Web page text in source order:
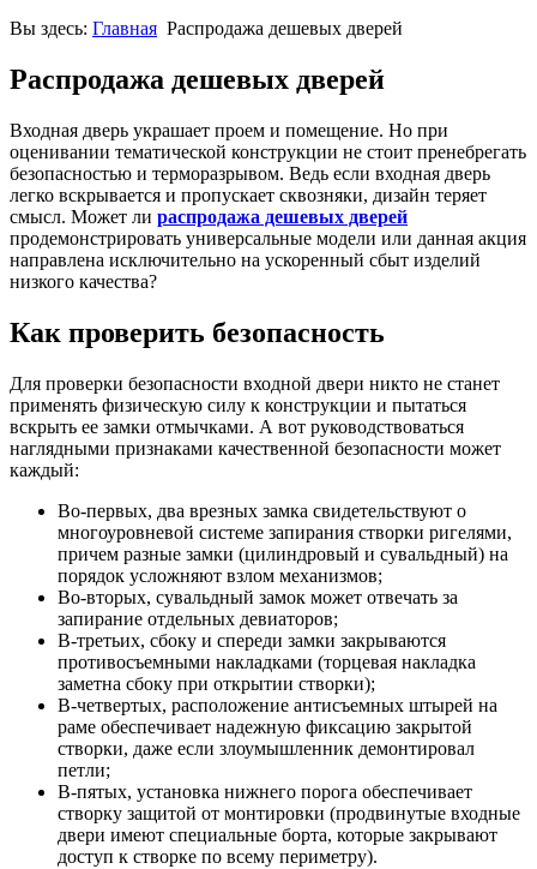
Вы здесь: Главная Распродажа дешевых дверей
Распродажа дешевых дверей
Входная дверь украшает проем и помещение. Но при
оценивании тематической конструкции не стоит пренебрегать
безопасностью и терморазрывом. Ведь если входная дверь
легко вскрывается и пропускает сквозняки, дизайн теряет
смысл. Может ли распродажа дешевых дверей
продемонстрировать универсальные модели или данная акция
направлена исключительно на ускоренный сбыт изделий
низкого качества?
Как проверить безопасность
Для проверки безопасности входной двери никто не станет
применять физическую силу к конструкции и пытаться
вскрыть ее замки отмычками. А вот руководствоваться
наглядными признаками качественной безопасности может
каждый:
Во-первых, два врезных замка свидетельствуют о
многоуровневой системе запирания створки ригелями,
причем разные замки (цилиндровый и сувальдный) на
порядок усложняют взлом механизмов;
Во-вторых, сувальдный замок может отвечать за
запирание отдельных девиаторов;
В-третьих, сбоку и спереди замки закрываются
противосъемными накладками (торцевая накладка
заметна сбоку при открытии створки);
В-четвертых, расположение антисъемных штырей на
раме обеспечивает надежную фиксацию закрытой
створки, даже если злоумышленник демонтировал
петли;
В-пятых, установка нижнего порога обеспечивает
створку защитой от монтировки (продвинутые входные
двери имеют специальные борта, которые закрывают
доступ к створке по всему периметру).